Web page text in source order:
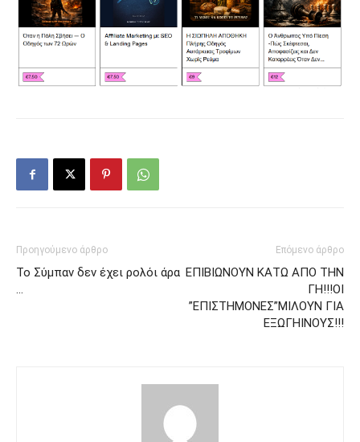
Προηγούμενο άρθρο
Το Σύμπαν δεν έχει ρολόι άρα
…
Επόμενο άρθρο
ΕΠΙΒΙΩΝΟΥΝ ΚΑΤΩ ΑΠΟ ΤΗΝ
ΓΗ!!!ΟΙ
”ΕΠΙΣΤΗΜΟΝΕΣ”ΜΙΛΟΥΝ ΓΙΑ
ΕΞΩΓΗΙΝΟΥΣ!!!